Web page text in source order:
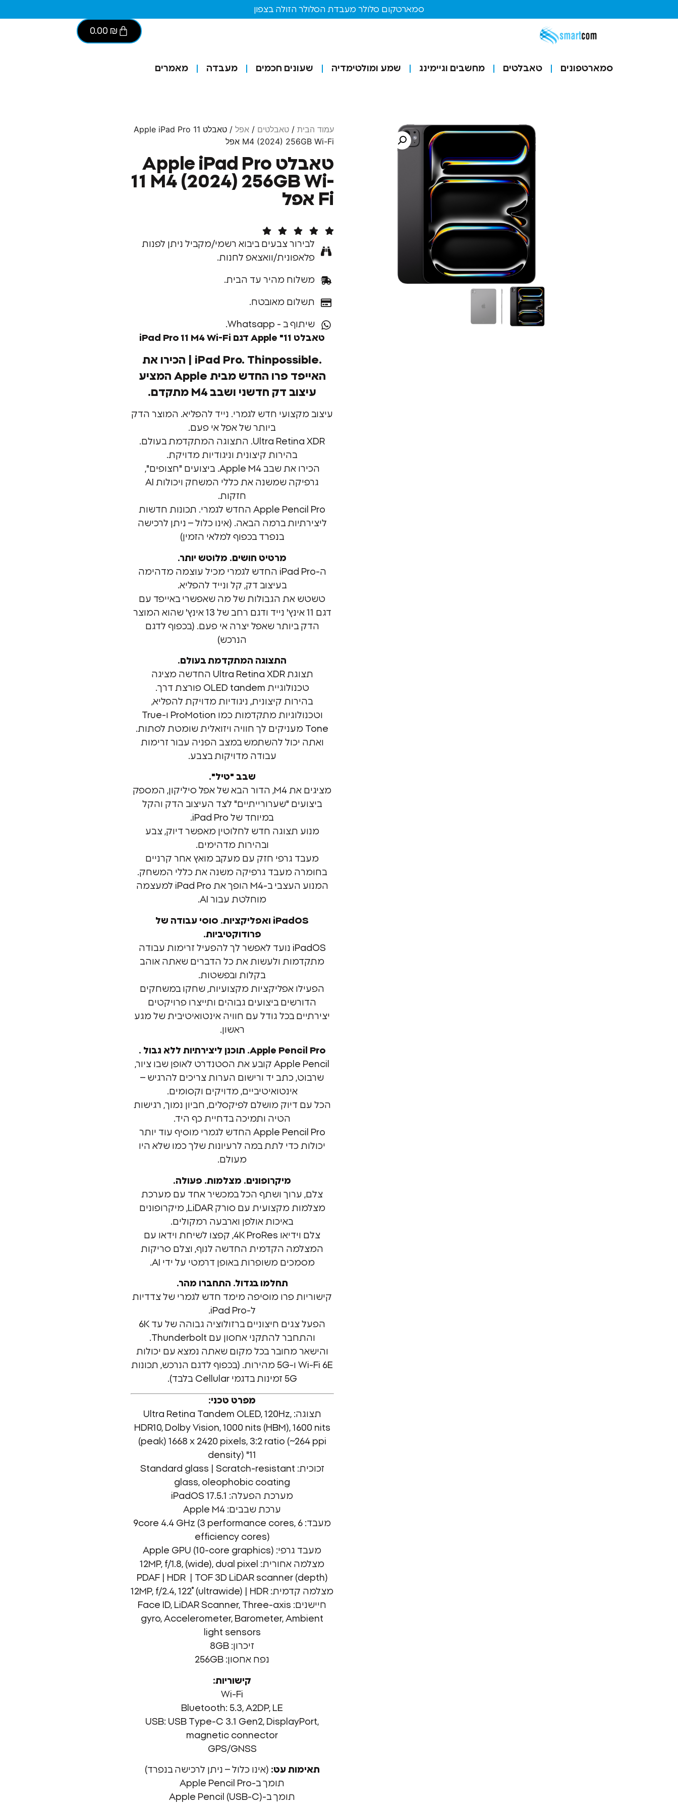
סמארטקום סלולר מעבדת הסלולר הזולה בצפון
0.00 ₪
סמארטפונים טאבלטים מחשבים וגיימינג שמע ומולטימדיה שעונים חכמים מעבדה מאמרים
עמוד הבית / טאבלטים / אפל
/ טאבלט Apple iPad Pro 11
M4 (2024) 256GB Wi-Fi אפל
טאבלט Apple iPad Pro
11 M4 (2024) 256GB Wi-
Fi אפל
לבירור צבעים ביבוא רשמי/מקביל ניתן לפנות
פלאפונית/וואצאפ לחנות.
משלוח מהיר עד הבית.
תשלום מאובטח.
שיתוף ב - Whatsapp.
טאבלט 11" Apple דגם iPad Pro 11 M4 Wi-Fi
.iPad Pro. Thinpossible
| הכירו את
האייפד פרו החדש מבית Apple המציע
עיצוב דק חדשני ושבב M4 מתקדם.
עיצוב מקצועי חדש לגמרי. נייד להפליא. המוצר הדק
ביותר של אפל אי פעם.
Ultra Retina XDR. התצוגה המתקדמת בעולם.
בהירות קיצונית וניגודיות מדויקת.
הכירו את שבב Apple M4. ביצועים "חצופים",
גרפיקה שמשנה את כללי המשחק ויכולות AI
חזקות.
Apple Pencil Pro החדש לגמרי. תכונות חדשות
ליצירתיות ברמה הבאה. (אינו כלול – ניתן לרכישה
בנפרד בכפוף למלאי הזמין)
מרטיט חושים. מלוטש יותר.
ה-iPad Pro החדש לגמרי מכיל עוצמה מדהימה
בעיצוב דק, קל ונייד להפליא.
טשטש את הגבולות של מה שאפשרי באייפד עם
דגם 11 אינץ' נייד ודגם רחב של 13 אינץ' שהוא המוצר
הדק ביותר שאפל יצרה אי פעם. (בכפוף לדגם
הנרכש)
התצוגה המתקדמת בעולם.
תצוגת Ultra Retina XDR החדשה מציגה
טכנולוגיית OLED tandem פורצת דרך.
בהירות קיצונית, ניגודיות מדויקת להפליא,
וטכנולוגיות מתקדמות כמו ProMotion ו-True
Tone מעניקים לך חוויה ויזואלית שומטת לסתות.
ואתה יכול להשתמש במצב הפניה עבור זרימות
עבודה מדויקות בצבע.
שבב "טיל".
מציגים את M4, הדור הבא של אפל סיליקון, המספק
ביצועים "שערורייתיים" לצד העיצוב הדק והקל
במיוחד של iPad Pro.
מנוע תצוגה חדש לחלוטין מאפשר דיוק, צבע
ובהירות מדהימים.
מעבד גרפי חזק עם מעקב מואץ אחר קרניים
בחומרה מעבד גרפיקה משנה את כללי המשחק.
המנוע העצבי ב-M4 הופך את iPad Pro למעצמה
מוחלטת עבור AI.
iPadOS ואפליקציות. סוסי עבודה של
פרודוקטיביות.
iPadOS נועד לאפשר לך להפעיל זרימות עבודה
מתקדמות ולעשות את כל הדברים שאתה אוהב
בקלות ובפשטות.
הפעילו אפליקציות מקצועיות, שחקו במשחקים
הדורשים ביצועים גבוהים ותייצרו פרויקטים
יצירתיים בכל גודל עם חוויה אינטואיטיבית של מגע
ראשון.
Apple Pencil Pro. תוכנן ליצירתיות ללא גבול .
Apple Pencil קובע את הסטנדרט לאופן שבו ציור,
שרבוט, כתב יד ורישום הערות צריכים להרגיש –
אינטואיטיביים, מדויקים וקסומים.
הכל עם דיוק מושלם לפיקסלים, חביון נמוך, רגישות
הטיה ותמיכה בדחיית כף היד.
Apple Pencil Pro החדש לגמרי מוסיף עוד יותר
יכולות כדי לתת במה לרעיונות שלך כמו שלא היו
מעולם.
מיקרופונים. מצלמות. פעולה.
צלם, ערוך ושתף הכל במכשיר אחד עם מערכת
מצלמות מקצועית עם סורק LiDAR, מיקרופונים
באיכות אולפן וארבעה רמקולים.
צלם וידיאו 4K ProRes, קפצו לשיחת וידאו עם
המצלמה הקדמית החדשה לנוף, וצלם סריקות
מסמכים משופרות באופן דרמטי על ידי AI.
תחלמו בגדול. התחברו מהר.
קישוריות פרו מוסיפה מימד חדש לגמרי של צדדיות
ל-iPad Pro.
הפעל צגים חיצוניים ברזולוציה גבוהה של עד 6K
והתחבר להתקני אחסון עם Thunderbolt.
והישאר מחובר בכל מקום שאתה נמצא עם יכולות
Wi-Fi 6E ו-5G מהירות. (בכפוף לדגם הנרכש, תכונות
5G זמינות בדגמי Cellular בלבד).
מפרט טכני:
תצוגה: Ultra Retina Tandem OLED, 120Hz,
HDR10, Dolby Vision, 1000 nits (HBM), 1600 nits
(peak) 1668 x 2420 pixels, 3:2 ratio (~264 ppi
density) "11
זכוכית: Standard glass | Scratch-resistant
glass, oleophobic coating
מערכת הפעלה: iPadOS 17.5.1
ערכת שבבים: Apple M4
מעבד: 9core 4.4 GHz (3 performance cores, 6
efficiency cores)
מעבד גרפי: Apple GPU (10-core graphics)
מצלמה אחורית: 12MP, f/1.8, (wide), dual pixel
PDAF | HDR | TOF 3D LiDAR scanner (depth)
מצלמה קדמית: 12MP, f/2.4, 122˚ (ultrawide) | HDR
חיישנים: Face ID, LiDAR Scanner, Three-axis
gyro, Accelerometer, Barometer, Ambient
light sensors
זיכרון: 8GB
נפח אחסון: 256GB
קישוריות:
Wi-Fi
Bluetooth: 5.3, A2DP, LE
USB: USB Type-C 3.1 Gen2, DisplayPort,
magnetic connector
GPS/GNSS
תאימות עט: (אינו כלול – ניתן לרכישה בנפרד)
תומך ב-Apple Pencil Pro
תומך ב-Apple Pencil (USB-C)